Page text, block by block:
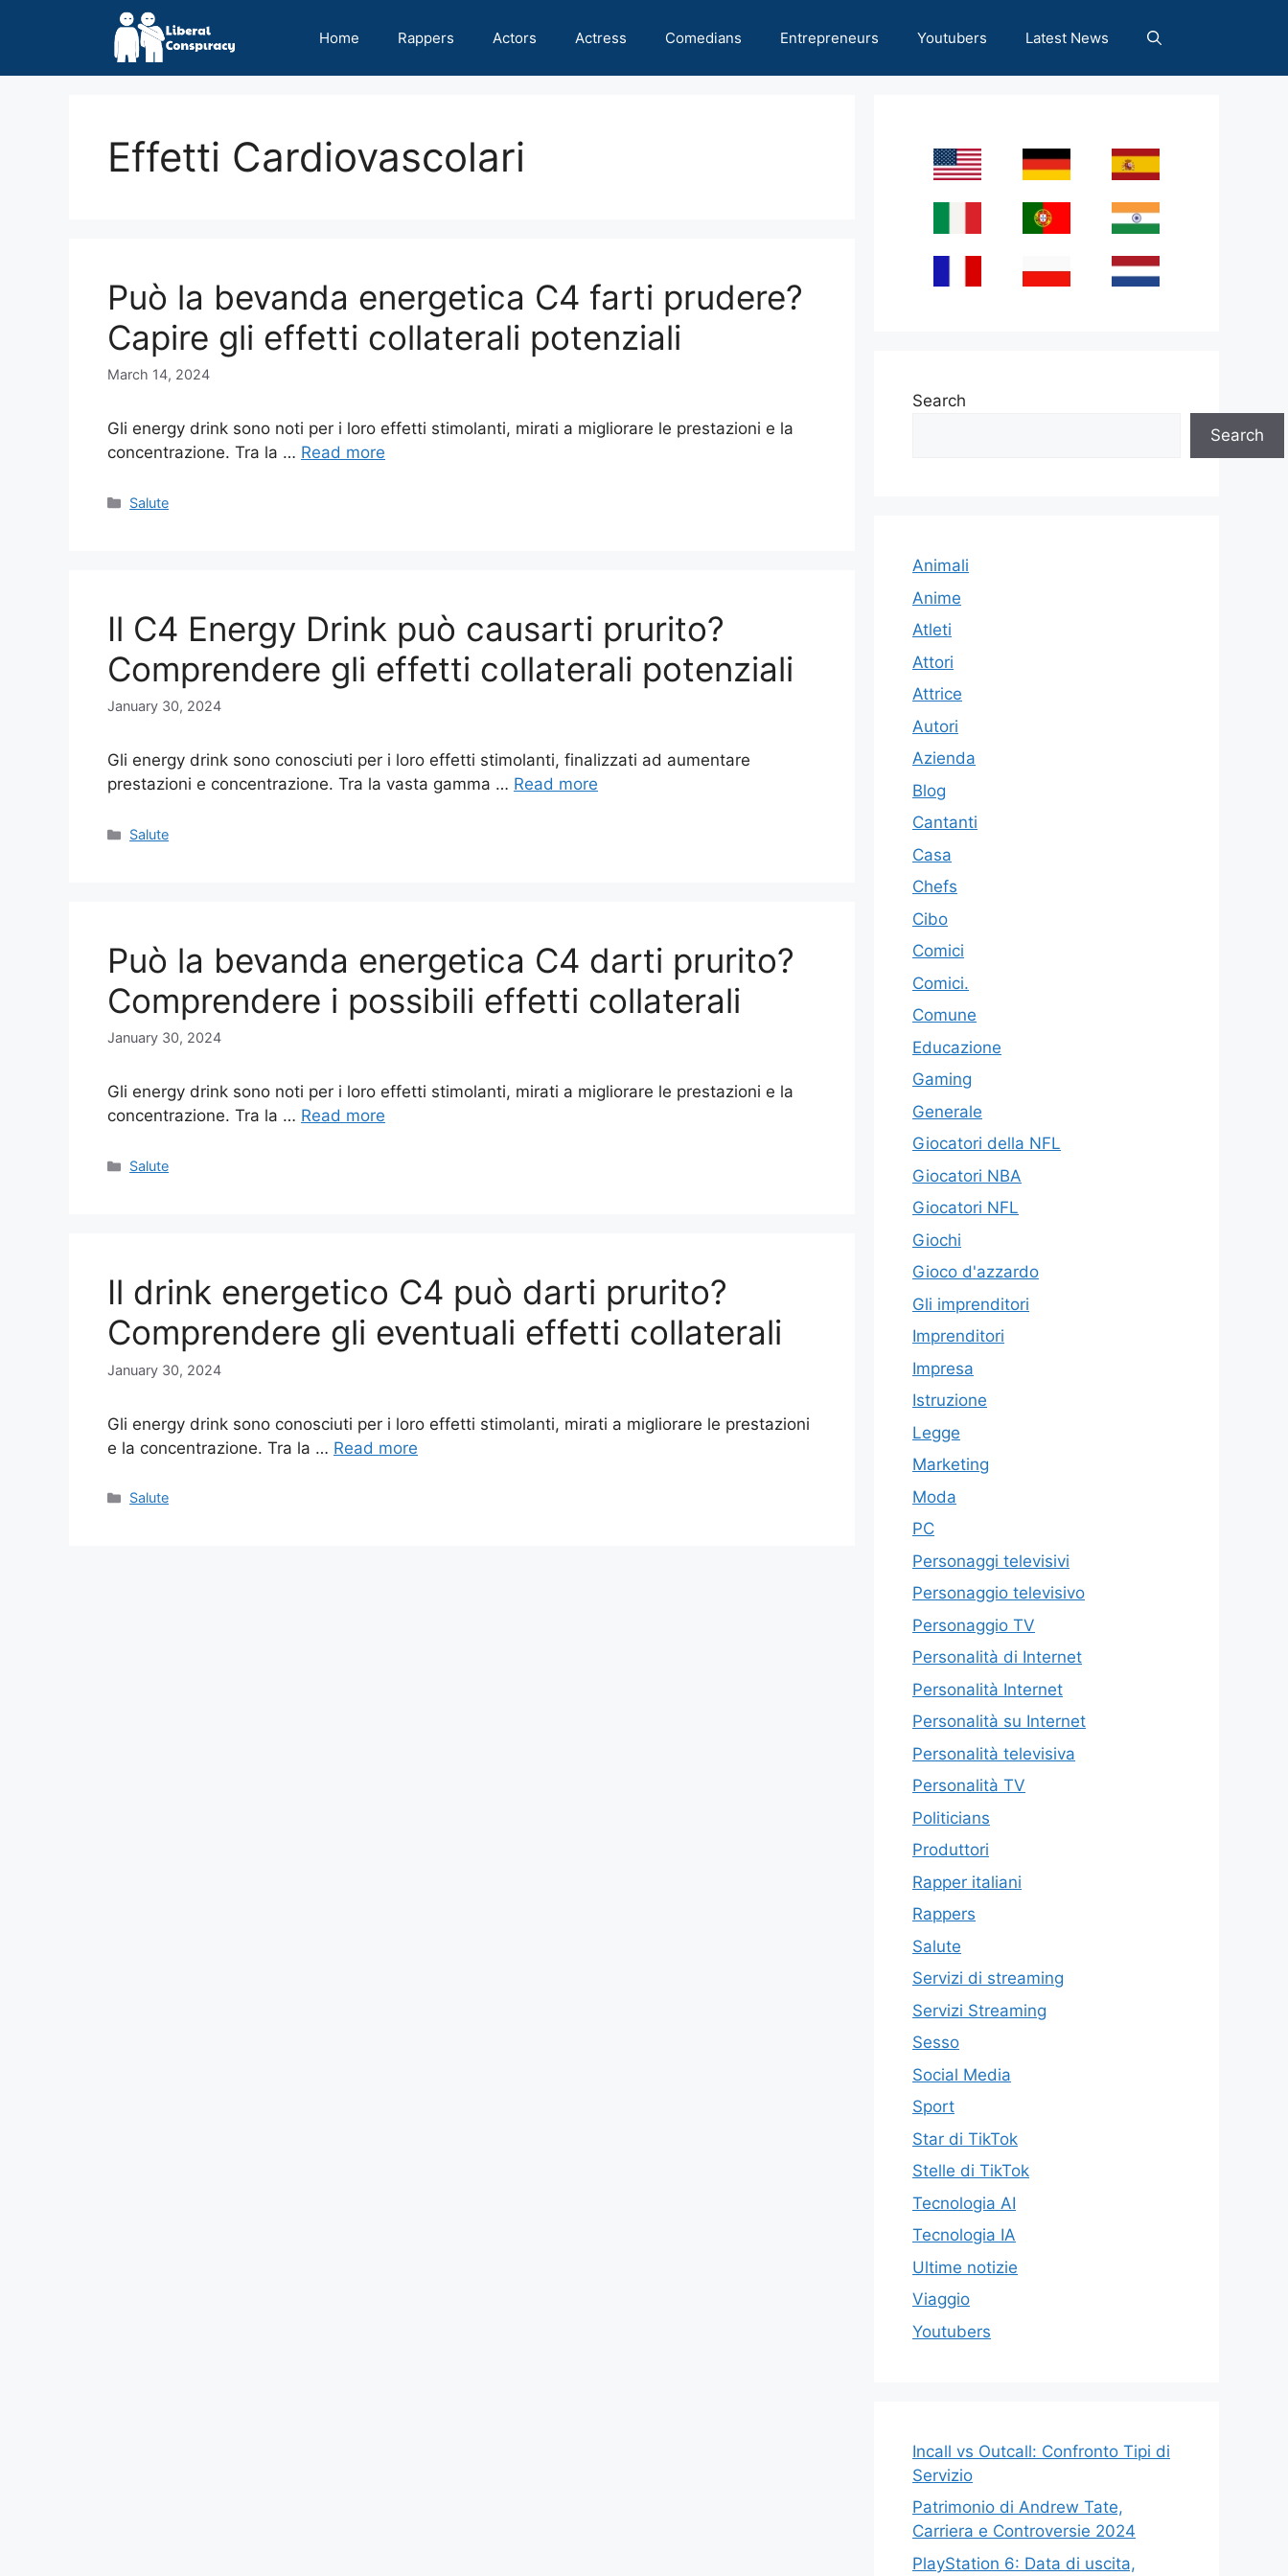
Home Rappers Actors Actress Comedians Entrepreneurs Youtubers Latest News
Effetti Cardiovascolari
Può la bevanda energetica C4 farti prudere?
Capire gli effetti collaterali potenziali
March 14, 2024
Gli energy drink sono noti per i loro effetti stimolanti, mirati a migliorare le prestazioni e la
concentrazione. Tra la … Read more
Categories
Salute
Il C4 Energy Drink può causarti prurito?
Comprendere gli effetti collaterali potenziali
January 30, 2024
Gli energy drink sono conosciuti per i loro effetti stimolanti, finalizzati ad aumentare
prestazioni e concentrazione. Tra la vasta gamma … Read more
Categories
Salute
Può la bevanda energetica C4 darti prurito?
Comprendere i possibili effetti collaterali
January 30, 2024
Gli energy drink sono noti per i loro effetti stimolanti, mirati a migliorare le prestazioni e la
concentrazione. Tra la … Read more
Categories
Salute
Il drink energetico C4 può darti prurito?
Comprendere gli eventuali effetti collaterali
January 30, 2024
Gli energy drink sono conosciuti per i loro effetti stimolanti, mirati a migliorare le prestazioni
e la concentrazione. Tra la … Read more
Categories
Salute
Search
Search
Animali
Anime
Atleti
Attori
Attrice
Autori
Azienda
Blog
Cantanti
Casa
Chefs
Cibo
Comici
Comici.
Comune
Educazione
Gaming
Generale
Giocatori della NFL
Giocatori NBA
Giocatori NFL
Giochi
Gioco d'azzardo
Gli imprenditori
Imprenditori
Impresa
Istruzione
Legge
Marketing
Moda
PC
Personaggi televisivi
Personaggio televisivo
Personaggio TV
Personalità di Internet
Personalità Internet
Personalità su Internet
Personalità televisiva
Personalità TV
Politicians
Produttori
Rapper italiani
Rappers
Salute
Servizi di streaming
Servizi Streaming
Sesso
Social Media
Sport
Star di TikTok
Stelle di TikTok
Tecnologia AI
Tecnologia IA
Ultime notizie
Viaggio
Youtubers
Incall vs Outcall: Confronto Tipi di
Servizio
Patrimonio di Andrew Tate,
Carriera e Controversie 2024
PlayStation 6: Data di uscita,